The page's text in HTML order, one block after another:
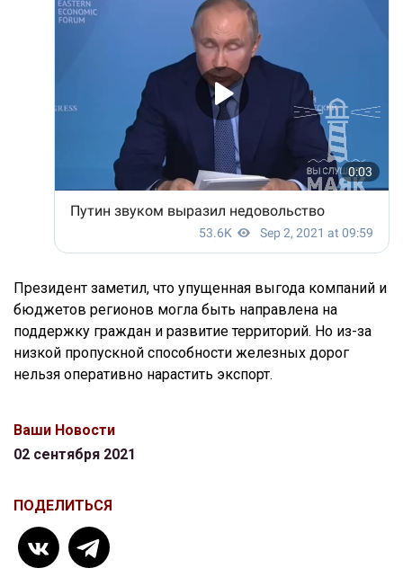
Президент заметил, что упущенная выгода компаний и
бюджетов регионов могла быть направлена на
поддержку граждан и развитие территорий. Но из-за
низкой пропускной способности железных дорог
нельзя оперативно нарастить экспорт.
Ваши Новости
02 сентября 2021
ПОДЕЛИТЬСЯ